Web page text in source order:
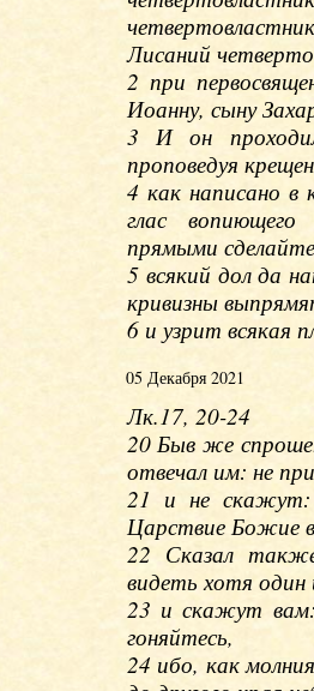
Лисаний
2 при
Иоанну, сыну
3 И он
проповедуя
4 как написано в
глас
прямыми
5 всякий дол да
кривизны
6 и узрит всякая
05 Декабря 2021
Лк.17, 20-24
20 Быв же
отвечал им: не
21 и не
Царствие Божие
22 Сказал
видеть хотя один
23 и скажут
гоняйтесь,
24 ибо, как